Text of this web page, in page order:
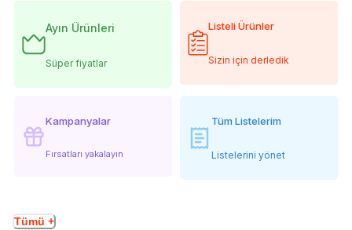
Ayın Ürünleri
Süper fiyatlar
Listeli Ürünler
Sizin için derledik
Kampanyalar
Fırsatları yakalayın
Tüm Listelerim
Listelerini yönet
Tümü +